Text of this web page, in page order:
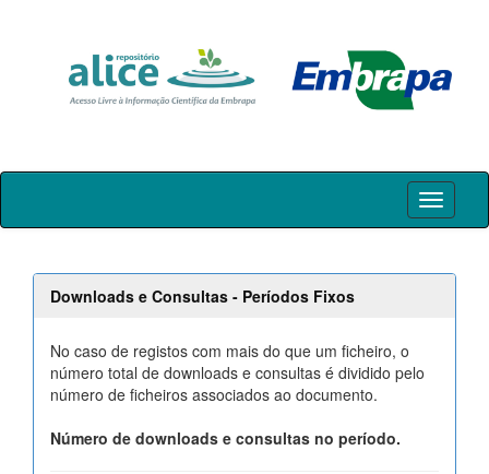
Skip
Downloads e Consultas - Períodos Fixos
No caso de registos com mais do que um ficheiro, o
número total de downloads e consultas é dividido pelo
número de ficheiros associados ao documento.
Número de downloads e consultas no período.